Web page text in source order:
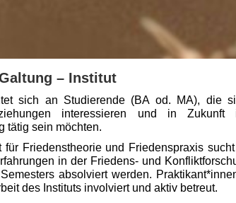
– Institut
sich an Studierende (BA od. MA), die
interessieren und in
tätig sein möchten.
für Friedenstheorie und Friedenspraxis
in der Friedens- und
absolviert werden.
des Instituts involviert und aktiv betreut.